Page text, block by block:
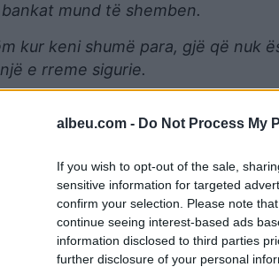
albeu.com - Do Not Process My
If you wish to opt-out of the sale,
sensitive information for targeted
confirm your selection. Please note
continue seeing interest-based ads
information disclosed to third parties
further disclosure of your personal
mund të shemben.
kur keni shumë para, gjë që nuk
e rreme sigurie.